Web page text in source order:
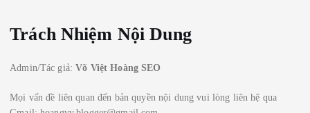
Trách Nhiệm Nội Dung
Admin/Tác giả:Võ Việt Hoàng SEO
Mọi vấn đề liên quan đến bản quyền nội dung vui lòng liên hệ qua